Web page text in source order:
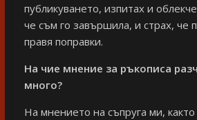
публикуването, изпитах и
че съм го завършила, и страх, че
правя поправки.
На чие мнение за ръкописа
много?
На мнението на съпруга ми,